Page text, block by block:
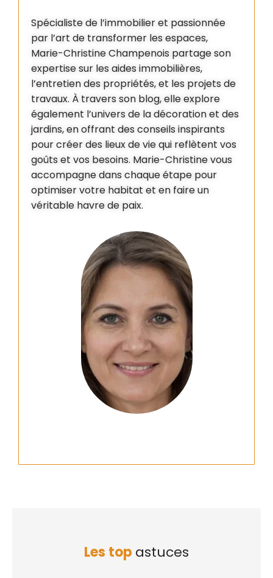
Spécialiste de l’immobilier et passionnée
par l’art de transformer les espaces,
Marie-Christine Champenois partage son
expertise sur les aides immobilières,
l’entretien des propriétés, et les projets de
travaux. À travers son blog, elle explore
également l’univers de la décoration et des
jardins, en offrant des conseils inspirants
pour créer des lieux de vie qui reflètent vos
goûts et vos besoins. Marie-Christine vous
accompagne dans chaque étape pour
optimiser votre habitat et en faire un
véritable havre de paix.
Les top astuces